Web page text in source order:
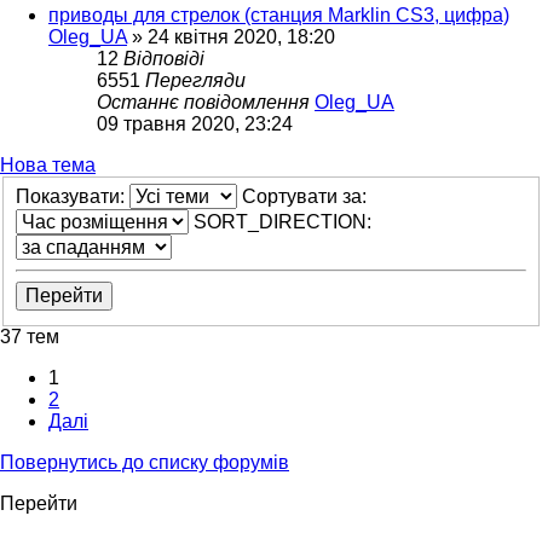
приводы для стрелок (станция Marklin CS3, цифра)
Oleg_UA» 24 квітня 2020, 18:20
12 Відповіді
6551 Перегляди
Останнє повідомлення Oleg_UA
09 травня 2020, 23:24
Нова тема
Показувати:
Сортувати за:
SORT_DIRECTION:
37 тем
1
2
Далі
Повернутись до списку форумів
Перейти